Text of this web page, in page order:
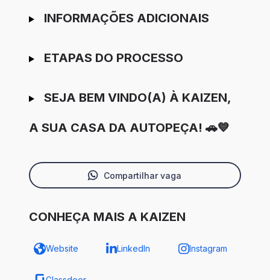
INFORMAÇÕES ADICIONAIS
ETAPAS DO PROCESSO
SEJA BEM VINDO(A) À KAIZEN,
A SUA CASA DA AUTOPEÇA! 🚗💙
Compartilhar vaga
CONHEÇA MAIS A KAIZEN
Website LinkedIn Instagram